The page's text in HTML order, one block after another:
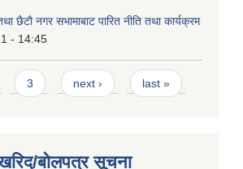
नगर सभामाबाट पारित नीति तथा कार्यक्रम
- 14:45
3 next › last »
बोलपत्र सूचना